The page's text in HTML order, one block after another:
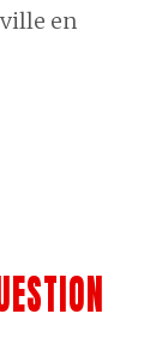
en